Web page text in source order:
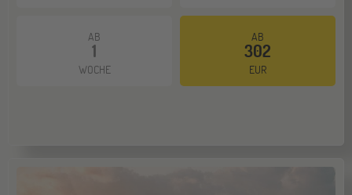
Hannover
Jugendbildungsmesse JuBi
AB
1
WOCHE
AB
302
EUR